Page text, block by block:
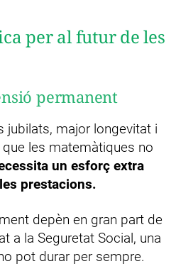
per al futur de les
permanent
jubilats, major longevitat i
les matemàtiques no
un esforç extra
prestacions.
depèn en gran part de
a la Seguretat Social, una
pot durar per sempre.